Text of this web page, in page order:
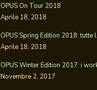
OPUS On Tour 2018
Aprile 18, 2018
OPUS Spring Edition 2018: tutte
Aprile 18, 2018
OPUS Winter Edition 2017: i
Novembre 2, 2017